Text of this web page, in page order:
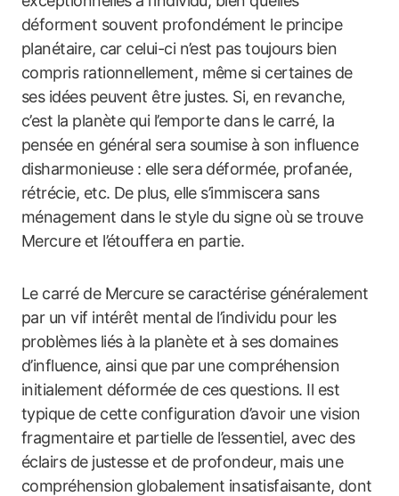
déforment souvent profondément le principe
planétaire, car celui-ci n’est pas toujours bien
compris rationnellement, même si certaines de
ses idées peuvent être justes. Si, en revanche,
c’est la planète qui l’emporte dans le carré, la
pensée en général sera soumise à son influence
disharmonieuse : elle sera déformée, profanée,
rétrécie, etc. De plus, elle s’immiscera sans
ménagement dans le style du signe où se trouve
Mercure et l’étouffera en partie.
Le carré de Mercure se caractérise généralement
par un vif intérêt mental de l’individu pour les
problèmes liés à la planète et à ses domaines
d’influence, ainsi que par une compréhension
initialement déformée de ces questions. Il est
typique de cette configuration d’avoir une vision
fragmentaire et partielle de l’essentiel, avec des
éclairs de justesse et de profondeur, mais une
compréhension globalement insatisfaisante, dont